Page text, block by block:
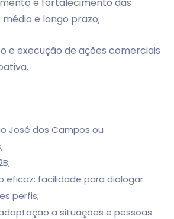
e longo prazo;
e execução de ações comerciais
José dos Campos ou
eficaz: facilidade para dialogar
perfis;
a situações e pessoas